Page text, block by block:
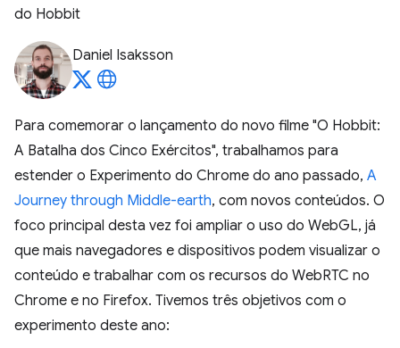
do Hobbit
Daniel Isaksson
Para comemorar o lançamento do novo filme "O Hobbit:
A Batalha dos Cinco Exércitos", trabalhamos para
estender o Experimento do Chrome do ano passado, A
Journey through Middle-earth, com novos conteúdos. O
foco principal desta vez foi ampliar o uso do WebGL, já
que mais navegadores e dispositivos podem visualizar o
conteúdo e trabalhar com os recursos do WebRTC no
Chrome e no Firefox. Tivemos três objetivos com o
experimento deste ano: